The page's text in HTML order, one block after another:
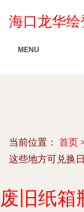
海口龙华
MENU
当前位置： 首页
这些地方可兑换
废旧纸箱